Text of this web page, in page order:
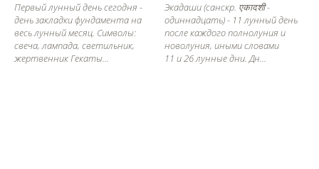
Первый лунный день сегодня -
день закладки фундамента на
весь лунный месяц. Символы:
свеча, лампада, светильник,
жертвенник Гекаты...
Экадаши (санскр. एकादशी -
одиннадцать) - 11 лунный день
после каждого полнолуния и
новолуния, иными словами
11 и 26 лунные дни. Дн...